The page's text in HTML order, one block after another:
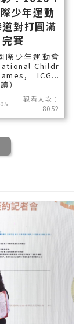
少年運動
對打圓滿
完賽
際少年運動會
Childr
ICG...
）
觀看人次：
8052